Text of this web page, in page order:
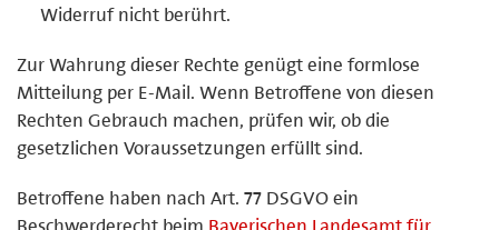
Widerruf nicht berührt.
Zur Wahrung dieser Rechte genügt eine formlose
Mitteilung per E-Mail. Wenn Betroffene von diesen
Rechten Gebrauch machen, prüfen wir, ob die
gesetzlichen Voraussetzungen erfüllt sind.
Betroffene haben nach Art. 77 DSGVO ein
Beschwerderecht beim Bayerischen Landesamt für